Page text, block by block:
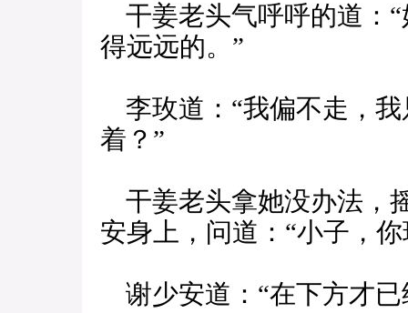
干姜老头气呼呼的道：
得远远的。”
李玫道：“我偏不走，
着？”
干姜老头拿她没办法，
安身上，问道：“小子，
谢少安道：“在下方才已